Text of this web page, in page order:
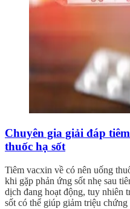
Chuyên gia giải đáp
thuốc hạ sốt
Tiêm vacxin về có nên uống
khi gặp phản ứng sốt nhẹ sau
dịch đang hoạt động, tuy nhiên
sốt có thể giúp giảm triệu